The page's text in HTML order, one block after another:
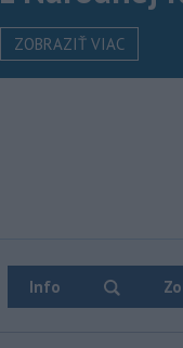
ZOBRAZIŤ VIAC
Info